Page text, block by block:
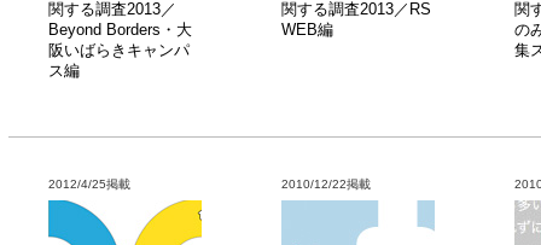
関する調査2013／
Beyond Borders・大
阪いばらきキャンパ
ス編
関する調査2013／RS
WEB編
関
の
集
2012/4/25掲載 2010/12/22掲載